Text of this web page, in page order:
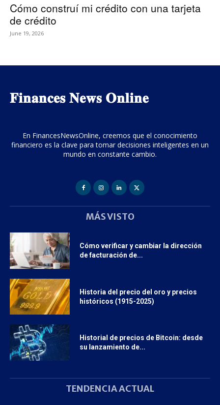
Cómo construí mi crédito con una tarjeta
de crédito
June 19, 2026
𝐅𝐢𝐧𝐚𝐧𝐜𝐞𝐬 𝐍𝐞𝐰𝐬 𝐎𝐧𝐥𝐢𝐧𝐞
En FinancesNewsOnline, creemos que el conocimiento
financiero es la clave para tomar decisiones inteligentes en un
mundo en constante cambio.
MÁS VISTO
Cómo verificar y cambiar la dirección
de facturación de...
Historia del precio del oro y precios
históricos (1915-2025)
Historial de precios de Bitcoin: desde
su lanzamiento de...
TENDENCIA ACTUAL